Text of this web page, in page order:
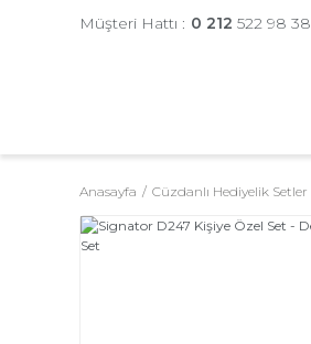
Müşteri Hattı : 0 212 522 98 38
Anasayfa Cüzdanlı Hediyelik Setler